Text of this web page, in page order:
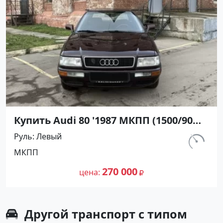
Купить Audi 80 '1987 МКПП (1500/90
л.с.) Бензин инжектор Анапа цвет
Бордовый Седан по цене 270000
рублей, объявление №25594 на сайте
Авторынок23
км.
Руль Левый
МКПП
цена 270 000
Другой транспорт с типом